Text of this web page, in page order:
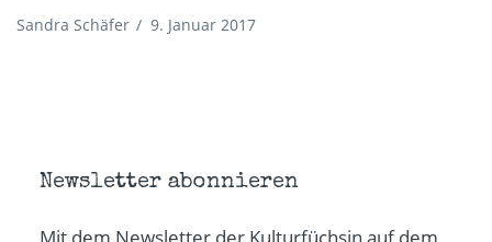
Sandra Schäfer / 9. Januar 2017
Newsletter abonnieren